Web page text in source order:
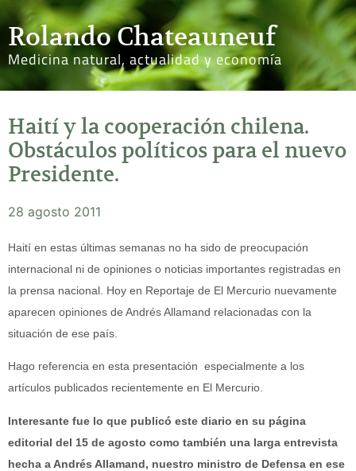
Rolando Chateauneuf
Medicina natural, actualidad y economía
Haití y la cooperación chilena.
Obstáculos políticos para el nuevo
Presidente.
28 agosto 2011
Haití en estas últimas semanas no ha sido de preocupación
internacional ni de opiniones o noticias importantes registradas en
la prensa nacional. Hoy en Reportaje de El Mercurio nuevamente
aparecen opiniones de Andrés Allamand relacionadas con la
situación de ese país.
Hago referencia en esta presentación especialmente a los
artículos publicados recientemente en El Mercurio.
Interesante fue lo que publicó este diario en su página
editorial del 15 de agosto como también una larga entrevista
hecha a Andrés Allamand, nuestro ministro de Defensa en ese